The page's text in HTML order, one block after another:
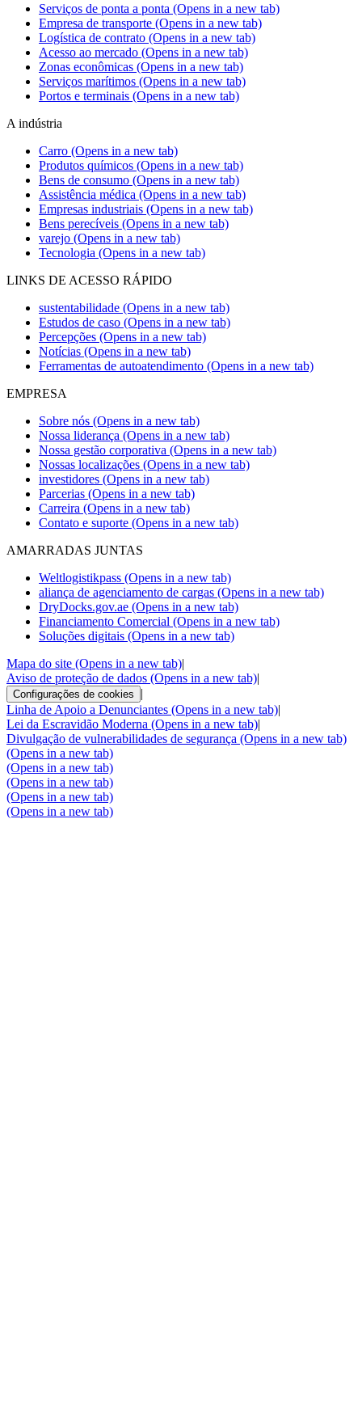
Serviços de ponta a ponta (Opens in a new tab)
Empresa de transporte (Opens in a new tab)
Logística de contrato (Opens in a new tab)
Acesso ao mercado (Opens in a new tab)
Zonas econômicas (Opens in a new tab)
Serviços marítimos (Opens in a new tab)
Portos e terminais (Opens in a new tab)
A indústria
Carro (Opens in a new tab)
Produtos químicos (Opens in a new tab)
Bens de consumo (Opens in a new tab)
Assistência médica (Opens in a new tab)
Empresas industriais (Opens in a new tab)
Bens perecíveis (Opens in a new tab)
varejo (Opens in a new tab)
Tecnologia (Opens in a new tab)
LINKS DE ACESSO RÁPIDO
sustentabilidade (Opens in a new tab)
Estudos de caso (Opens in a new tab)
Percepções (Opens in a new tab)
Notícias (Opens in a new tab)
Ferramentas de autoatendimento (Opens in a new tab)
EMPRESA
Sobre nós (Opens in a new tab)
Nossa liderança (Opens in a new tab)
Nossa gestão corporativa (Opens in a new tab)
Nossas localizações (Opens in a new tab)
investidores (Opens in a new tab)
Parcerias (Opens in a new tab)
Carreira (Opens in a new tab)
Contato e suporte (Opens in a new tab)
AMARRADAS JUNTAS
Weltlogistikpass (Opens in a new tab)
aliança de agenciamento de cargas (Opens in a new tab)
DryDocks.gov.ae (Opens in a new tab)
Financiamento Comercial (Opens in a new tab)
Soluções digitais (Opens in a new tab)
Mapa do site (Opens in a new tab)|
Aviso de proteção de dados (Opens in a new tab)|
Configurações de cookies
|
Linha de Apoio a Denunciantes (Opens in a new tab)|
Lei da Escravidão Moderna (Opens in a new tab)|
Divulgação de vulnerabilidades de segurança (Opens in a new tab)
(Opens in a new tab)
(Opens in a new tab)
(Opens in a new tab)
(Opens in a new tab)
(Opens in a new tab)